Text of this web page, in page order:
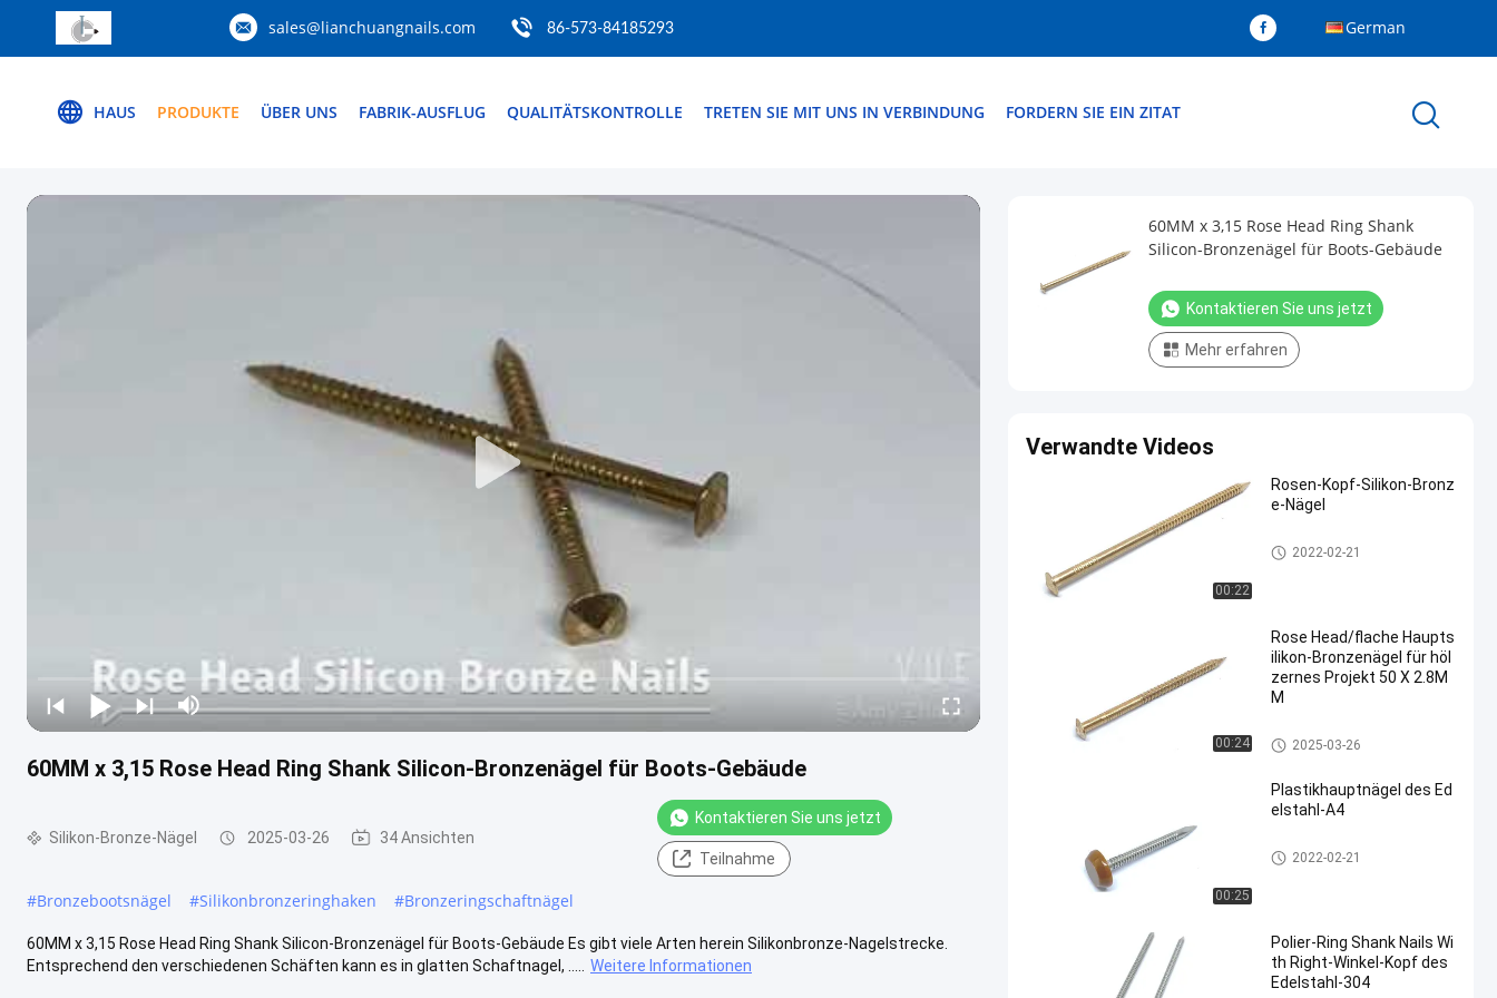
sales@lianchuangnails.com 86-573-84185293 German
HAUS PRODUKTE ÜBER UNS FABRIK-AUSFLUG QUALITÄTSKONTROLLE TRETEN SIE MIT UNS IN VERBINDUNG FORDERN SIE EIN ZITAT
60MM x 3,15 Rose Head Ring Shank Silicon-Bronzenägel für Boots-Gebäude
Silikon-Bronze-Nägel 2025-03-26 34 Ansichten
Kontaktieren Sie uns jetzt
Teilnahme
#Bronzebootsnägel #Silikonbronzeringhaken #Bronzeringschaftnägel
60MM x 3,15 Rose Head Ring Shank Silicon-Bronzenägel für Boots-Gebäude Es gibt viele Arten herein Silikonbronze-Nagelstrecke.
Entsprechend den verschiedenen Schäften kann es in glatten Schaftnagel, .....
Weitere Informationen
60MM x 3,15 Rose Head Ring Shank
Silicon-Bronzenägel für Boots-Gebäude
Kontaktieren Sie uns jetzt
Mehr erfahren
Verwandte Videos
00:22
Rosen-Kopf-Silikon-Bronz
e-Nägel
Silikon-Bronze-Nägel
2022-02-21
00:24
Rose Head/flache Haupts
ilikon-Bronzenägel für höl
zernes Projekt 50 X 2.8M
M
Silikon-Bronze-Nägel
2025-03-26
00:25
Plastikhauptnägel des Ed
elstahl-A4
Plastikhauptnägel
2022-02-21
Polier-Ring Shank Nails Wi
th Right-Winkel-Kopf des
Edelstahl-304